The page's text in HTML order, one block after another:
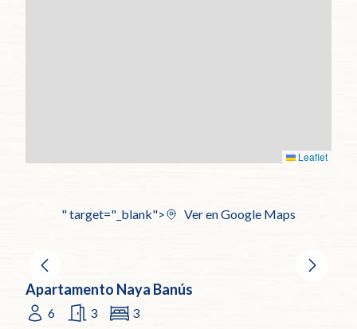
Leaflet
" target="_blank"> Ver en Google Maps
Apartamento Naya Banús
6 3 3